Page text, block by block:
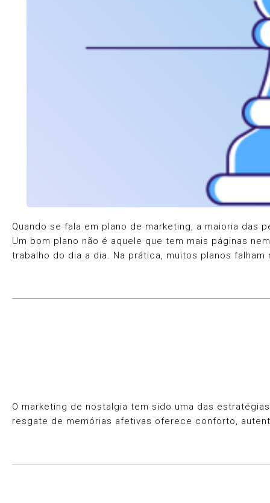
Quando se fala em plano de marketing, a maioria
Um bom plano não é aquele que tem mais páginas
trabalho do dia a dia. Na prática, muitos planos
O marketing de nostalgia tem sido uma das
resgate de memórias afetivas oferece conforto,